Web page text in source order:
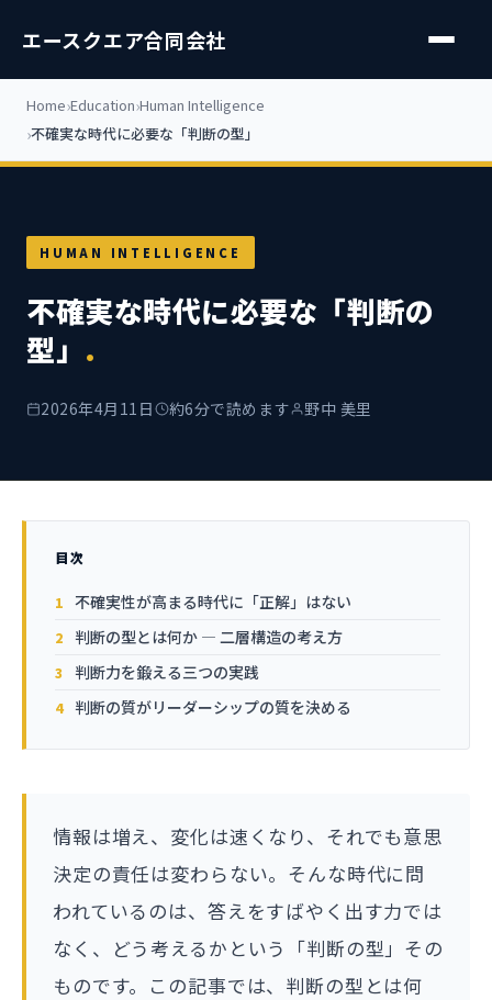
エースクエア合同会社
Home Education Human Intelligence
不確実な時代に必要な「判断の型」
HUMAN INTELLIGENCE
不確実な時代に必要な「判断の
型」 .
2026年4月11日 約6分で読めます 野中 美里
目次
不確実性が高まる時代に「正解」はない
判断の型とは何か — 二層構造の考え方
判断力を鍛える三つの実践
判断の質がリーダーシップの質を決める
情報は増え、変化は速くなり、それでも意思
決定の責任は変わらない。そんな時代に問
われているのは、答えをすばやく出す力では
なく、どう考えるかという「判断の型」その
ものです。この記事では、判断の型とは何